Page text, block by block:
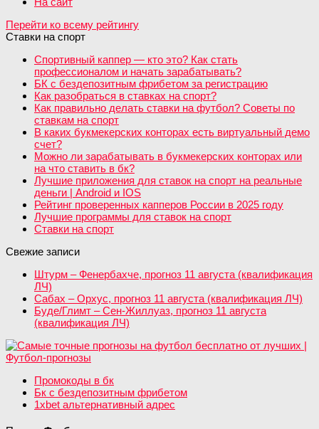
Перейти ко всему рейтингу
Ставки на спорт
Спортивный каппер — кто это? Как стать
профессионалом и начать зарабатывать?
БК с бездепозитным фрибетом за регистрацию
Как разобраться в ставках на спорт?
Как правильно делать ставки на футбол? Советы по
ставкам на спорт
В каких букмекерских конторах есть виртуальный демо
счет?
Можно ли зарабатывать в букмекерских конторах или
на что ставить в бк?
Лучшие приложения для ставок на спорт на реальные
деньги | Android и IOS
Рейтинг проверенных капперов России в 2025 году
Лучшие программы для ставок на спорт
Ставки на спорт
Свежие записи
Штурм – Фенербахче, прогноз 11 августа (квалификация
ЛЧ)
Сабах – Орхус, прогноз 11 августа (квалификация ЛЧ)
Буде/Глимт – Сен-Жиллуаз, прогноз 11 августа
(квалификация ЛЧ)
Промокоды в бк
Бк с бездепозитным фрибетом
1xbet альтернативный адрес